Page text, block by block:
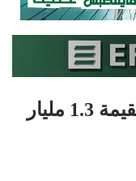
مصر تصدر منتجات للصين بقيمة 1.3 مليار